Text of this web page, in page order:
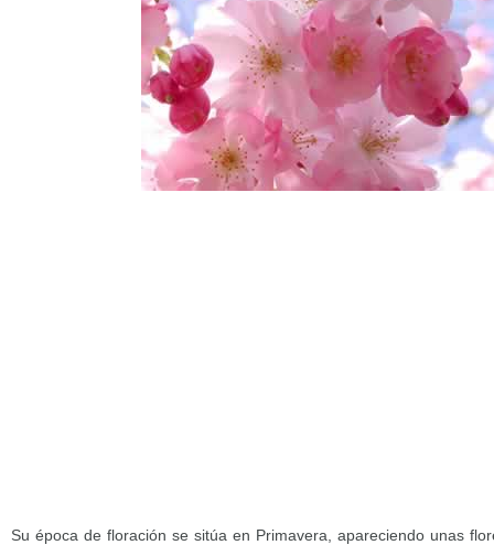
Su época de floración se sitúa en Primavera, apareciendo unas